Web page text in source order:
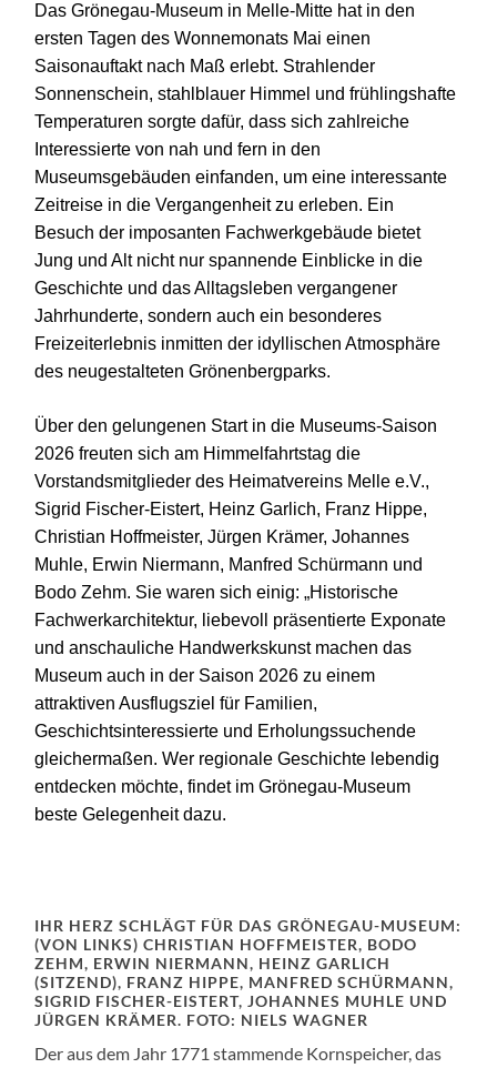
Das Grönegau-Museum in Melle-Mitte hat in den
ersten Tagen des Wonnemonats Mai einen
Saisonauftakt nach Maß erlebt. Strahlender
Sonnenschein, stahlblauer Himmel und frühlingshafte
Temperaturen sorgte dafür, dass sich zahlreiche
Interessierte von nah und fern in den
Museumsgebäuden einfanden, um eine interessante
Zeitreise in die Vergangenheit zu erleben. Ein
Besuch der imposanten Fachwerkgebäude bietet
Jung und Alt nicht nur spannende Einblicke in die
Geschichte und das Alltagsleben vergangener
Jahrhunderte, sondern auch ein besonderes
Freizeiterlebnis inmitten der idyllischen Atmosphäre
des neugestalteten Grönenbergparks.
Über den gelungenen Start in die Museums-Saison
2026 freuten sich am Himmelfahrtstag die
Vorstandsmitglieder des Heimatvereins Melle e.V.,
Sigrid Fischer-Eistert, Heinz Garlich, Franz Hippe,
Christian Hoffmeister, Jürgen Krämer, Johannes
Muhle, Erwin Niermann, Manfred Schürmann und
Bodo Zehm. Sie waren sich einig: „Historische
Fachwerkarchitektur, liebevoll präsentierte Exponate
und anschauliche Handwerkskunst machen das
Museum auch in der Saison 2026 zu einem
attraktiven Ausflugsziel für Familien,
Geschichtsinteressierte und Erholungssuchende
gleichermaßen. Wer regionale Geschichte lebendig
entdecken möchte, findet im Grönegau-Museum
beste Gelegenheit dazu.
IHR HERZ SCHLÄGT FÜR DAS GRÖNEGAU-MUSEUM:
(VON LINKS) CHRISTIAN HOFFMEISTER, BODO
ZEHM, ERWIN NIERMANN, HEINZ GARLICH
(SITZEND), FRANZ HIPPE, MANFRED SCHÜRMANN,
SIGRID FISCHER-EISTERT, JOHANNES MUHLE UND
JÜRGEN KRÄMER. FOTO: NIELS WAGNER
Der aus dem Jahr 1771 stammende Kornspeicher, das